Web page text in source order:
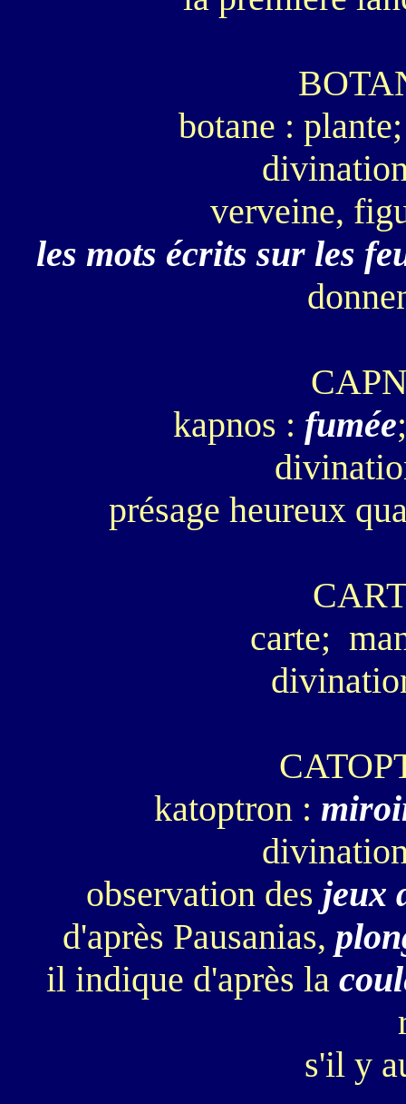
botane :
verveine,
les mots écrits sur les
kapnos : fumée
présage heureux
carte;
katoptron :
observation des jeux
d'après Pausanias,
il indique d'après la
s'il y